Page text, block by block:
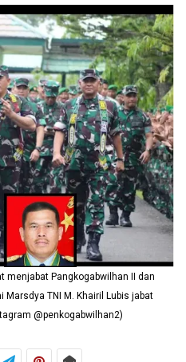
menjabat Pangkogabwilhan II dan
TNI M. Khairil Lubis jabat
@penkogabwilhan2)